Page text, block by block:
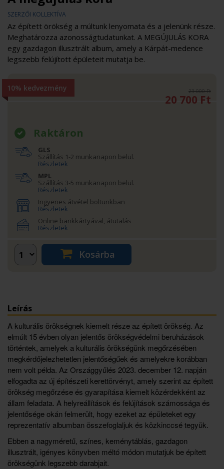
SZERZŐI KOLLEKTÍVA
Az épített örökség a múltunk lenyomata és a jelenünk része.
Meghatározza azonosságtudatunkat. A MEGÚJULÁS KORA
egy gazdagon illusztrált album, amely a Kárpát-medence
legszebb felújított épületeit mutatja be.
10% kedvezmény 23 000 Ft
20 700 Ft
Raktáron
GLS
Szállítás 1-2 munkanapon belül.
Részletek
MPL
Szállítás 3-5 munkanapon belül.
Részletek
Ingyenes átvétel boltunkban
Részletek
Online bankkártyával, átutalás
Részletek
Kosárba
Leírás
A kulturális örökségnek kiemelt része az épített örökség. Az
elmúlt 15 évben olyan jelentős örökségvédelmi beruházások
történtek, amelyek a kulturális örökségünk megőrzésében
megkérdőjelezhetetlen jelentőségűek és amelyekre korábban
nem volt példa. Az Országgyűlés 2023. december 12. napján
elfogadta az új építészeti kerettörvényt, amely szerint az épített
örökség megőrzése és gyarapítása kiemelt közérdekként az
állam feladata. A helyreállítások és felújítások számossága és
jelentősége okán felmerült, hogy ezeket az épületeket egy
reprezentatív albumban összefoglaljuk és közkinccsé tegyük.
Ebben a nagyméretű, színes, keménytáblás, gazdagon
illusztrált, igényes könyvben méltó módon mutatjuk be épített
örökségünk legszebb darabjait.